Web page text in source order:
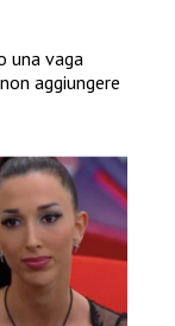
una vaga
aggiungere